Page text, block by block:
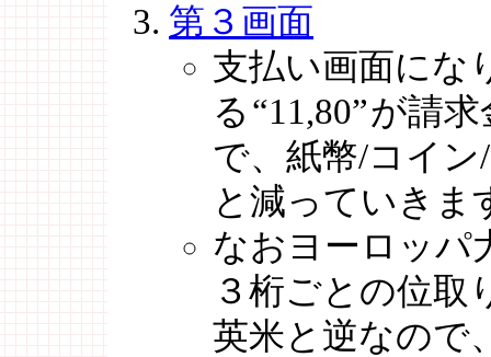
第３画面
支払い画面にな
る “11,80”が請求
で、紙幣/コイ
と減っていきま
なおヨーロッパ
３桁ごとの位取
英米と逆なので